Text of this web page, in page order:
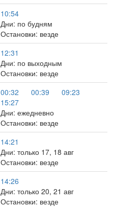
10:54
Дни: по будням
Остановки: везде
12:31
Дни: по выходным
Остановки: везде
00:32 00:39
09:23
15:27
Дни: ежедневно
Остановки: везде
14:21
Дни: только 17, 18 авг
Остановки: везде
14:26
Дни: только 20, 21 авг
Остановки: везде